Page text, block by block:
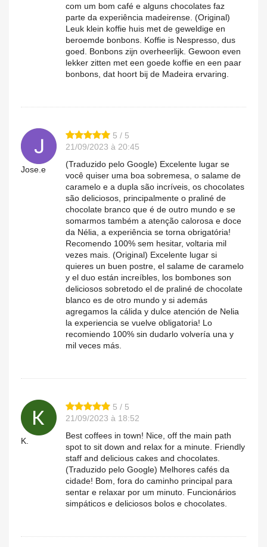
com um bom café e alguns chocolates faz
parte da experiência madeirense. (Original)
Leuk klein koffie huis met de geweldige en
beroemde bonbons. Koffie is Nespresso, dus
goed. Bonbons zijn overheerlijk. Gewoon even
lekker zitten met een goede koffie en een paar
bonbons, dat hoort bij de Madeira ervaring.
Jose.e
5 / 5
21/09/2023 à 20:45
(Traduzido pelo Google) Excelente lugar se
você quiser uma boa sobremesa, o salame de
caramelo e a dupla são incríveis, os chocolates
são deliciosos, principalmente o praliné de
chocolate branco que é de outro mundo e se
somarmos também a atenção calorosa e doce
da Nélia, a experiência se torna obrigatória!
Recomendo 100% sem hesitar, voltaria mil
vezes mais. (Original) Excelente lugar si
quieres un buen postre, el salame de caramelo
y el duo están increíbles, los bombones son
deliciosos sobretodo el de praliné de chocolate
blanco es de otro mundo y si además
agregamos la cálida y dulce atención de Nelia
la experiencia se vuelve obligatoria! Lo
recomiendo 100% sin dudarlo volvería una y
mil veces más.
K.
5 / 5
21/09/2023 à 18:52
Best coffees in town! Nice, off the main path
spot to sit down and relax for a minute. Friendly
staff and delicious cakes and chocolates.
(Traduzido pelo Google) Melhores cafés da
cidade! Bom, fora do caminho principal para
sentar e relaxar por um minuto. Funcionários
simpáticos e deliciosos bolos e chocolates.